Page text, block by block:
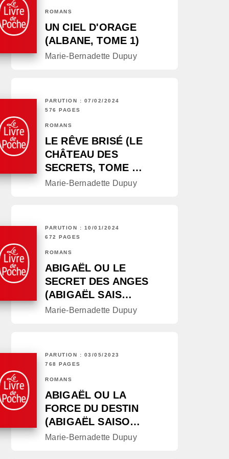
ROMANS
UN CIEL D'ORAGE
(ALBANE, TOME 1)
Marie-Bernadette Dupuy
PARUTION : 07/02/2024
576 PAGES
ROMANS
LE RÊVE BRISÉ (LE
CHÂTEAU DES
SECRETS, TOME …
Marie-Bernadette Dupuy
PARUTION : 10/01/2024
672 PAGES
ROMANS
ABIGAËL OU LE
SECRET DES ANGES
(ABIGAËL SAIS…
Marie-Bernadette Dupuy
PARUTION : 03/05/2023
768 PAGES
ROMANS
ABIGAËL OU LA
FORCE DU DESTIN
(ABIGAËL SAISO…
Marie-Bernadette Dupuy